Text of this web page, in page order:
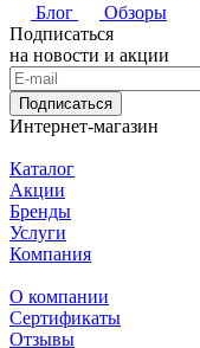
Блог
Обзоры
Подписаться
на новости и акции
Подписаться
Интернет-магазин
Каталог
Акции
Бренды
Услуги
Компания
О компании
Сертификаты
Отзывы